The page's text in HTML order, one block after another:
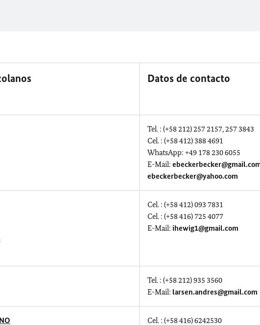
Datos de contacto
Tel. : (+58 212) 257 2157, 257 3843
Cel. : (+58 412) 388 4691
WhatsApp: +49 178 230 6055
E-Mail:
ebeckerbecker@yahoo.com
Cel. : (+58 412) 093 7831
Cel. : (+58 416) 725 4077
E-Mail: ihewig1@gmail.com
Tel. : (+58 212) 935 3560
E-Mail: larsen.andres@gmail.com
Cel. : (+58 416) 6242530